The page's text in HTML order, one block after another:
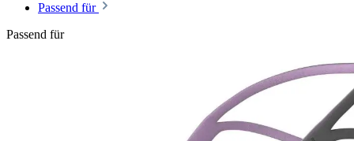
Passend für
Passend für